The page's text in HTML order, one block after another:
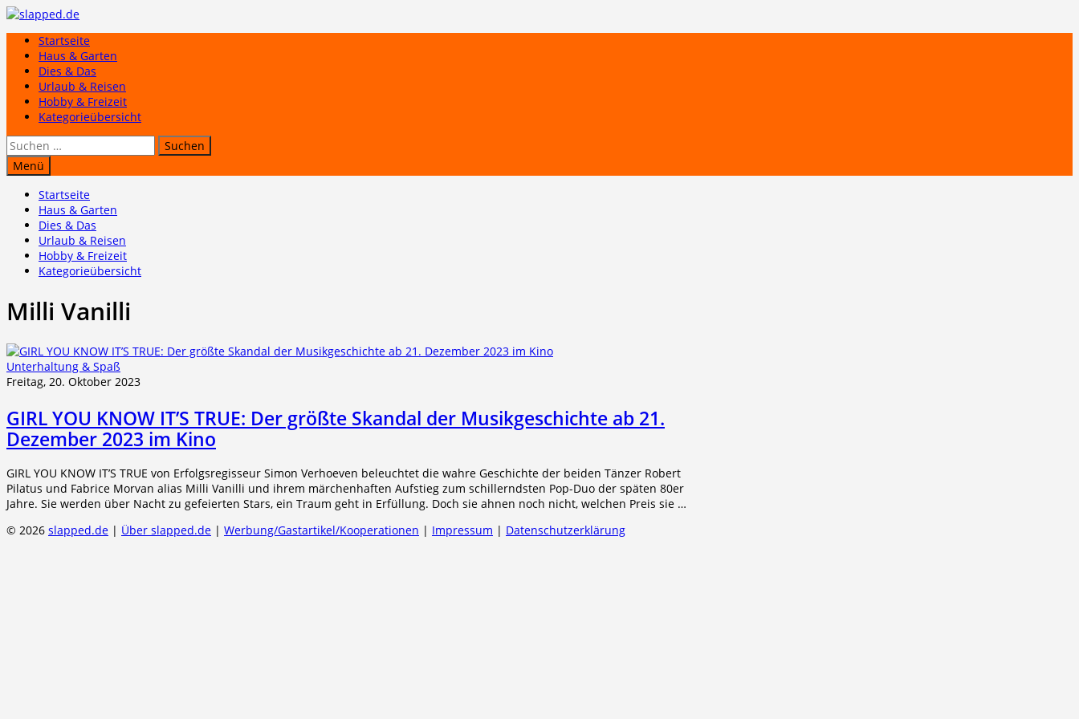
Zum
springenStartseite
Haus & Garten
Dies & Das
Urlaub & Reisen
Hobby & Freizeit
Kategorieübersicht
Suchen
nach:
Menü
Startseite
Haus & Garten
Dies & Das
Urlaub & Reisen
Hobby & Freizeit
Kategorieübersicht
Milli Vanilli
Unterhaltung & Spaß
Freitag, 20. Oktober 2023
GIRL YOU KNOW IT’S TRUE: Der größte Skandal der Musikgeschichte ab 21.
Dezember 2023 im Kino
GIRL YOU KNOW IT’S TRUE von Erfolgsregisseur Simon Verhoeven beleuchtet die wahre Geschichte der beiden Tänzer Robert
Pilatus und Fabrice Morvan alias Milli Vanilli und ihrem märchenhaften Aufstieg zum schillerndsten Pop-Duo der späten 80er
Jahre. Sie werden über Nacht zu gefeierten Stars, ein Traum geht in Erfüllung. Doch sie ahnen noch nicht, welchen Preis sie …
© 2026 slapped.de | Über slapped.de | Werbung/Gastartikel/Kooperationen | Impressum | Datenschutzerklärung